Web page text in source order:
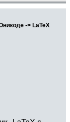
-> LaTeX